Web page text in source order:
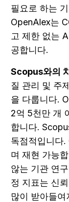
필요로 하는
OpenAlex는
고 제한 없는
공합니다.
Scopus와의
질 관리 및 주
을 다룹니다.
2억 5천만 개
합니다.
독점적입니다
며 재현 가능
않는 기관 연
정 지표는 신
많이 받아들